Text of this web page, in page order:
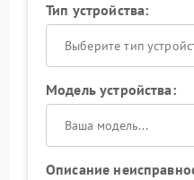
Тип устройства:
Выберите тип
Модель устройства:
Описание